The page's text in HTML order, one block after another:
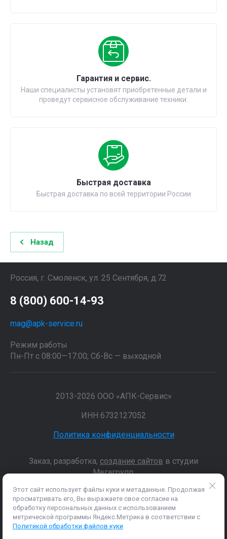
Гарантия и сервис.
Наши специалисты установят приобретенные детали и
проведут сервисное обслуживание техники.
Быстрая доставка
Быстрая доставка по всей территории России
Назад
Россия, г. Смоленск, ул. 25 Сентября, д.72
8 (800) 600-14-93
mag@apk-service.ru
Режим работы
Пн-Пт с 08:00—17:00; Сб-Вс — выходной
2013-2026 ООО «АПК-Сервис»
ИНН 6732127052
Политика конфиденциальности
Заказ, разработка, создание сайтов в студии
Мегагрупп.
Данные о товарах и услугах, включая цены и технические
характеристики, представленные на сайте, не являются
публичной офертой, определяемой положениями Статьи 437 (2)
ГК РФ, а носят исключительно информационный характер. Для
Этот сайт использует файлы куки и метаданные. Продолжая
просматривать его, Вы выражаете свое согласие на
обработку персональных данных с использованием
метрической программы Яндекс.Метрика в соответствии с
Политикой обработки файлов куки